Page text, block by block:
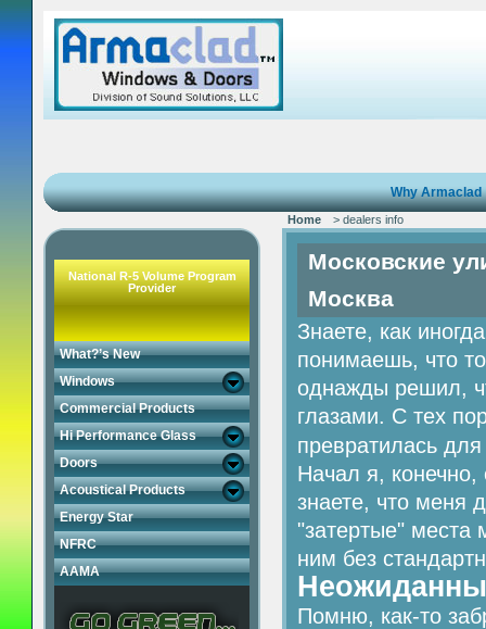
Why Armaclad
Home > dealers info
Московские
Москва
Знаете, как
понимаешь, что
однажды решил,
глазами. С тех
превратилась
Начал я,
знаете, что меня
"затертые" места
ним без
Помню, как-то
National R-5 Volume Program
Provider
What?’s New
Windows
Commercial Products
Hi Performance Glass
Doors
Acoustical Products
Energy Star
NFRC
AAMA